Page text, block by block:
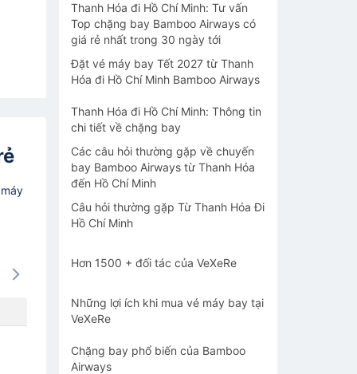
16/08
17/08
Thanh Hóa đi Hồ Chí Minh: Tư vấn
Top chặng bay Bamboo Airways có
giá rẻ nhất trong 30 ngày tới
Đặt vé máy bay Tết 2027 từ Thanh
Hóa đi Hồ Chí Minh Bamboo Airways
Thanh Hóa đi Hồ Chí Minh: Thông tin
chi tiết về chặng bay
Các câu hỏi thường gặp về chuyến
bay Bamboo Airways từ Thanh Hóa
đến Hồ Chí Minh
Câu hỏi thường gặp Từ Thanh Hóa Đi
Hồ Chí Minh
Hơn 1500 + đối tác của VeXeRe
Những lợi ích khi mua vé máy bay tại
VeXeRe
Chặng bay phổ biến của Bamboo
Airways